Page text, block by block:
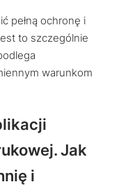
pełną ochronę i
to szczególnie
warunkom
Jak
i